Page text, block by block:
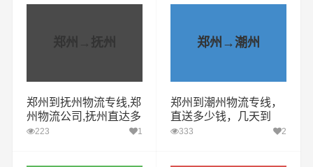
郑州→抚州
郑州到抚州物流专线,郑
州物流公司,抚州直达多
少钱
223 1
郑州→潮州
郑州到潮州物流专线，
直送多少钱，几天到
333 2